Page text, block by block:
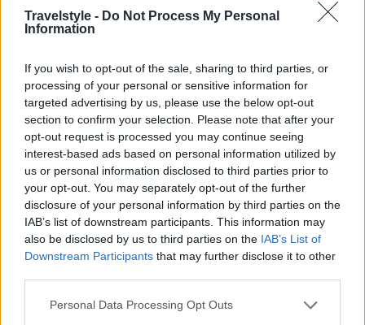
Travelstyle - Do Not Process My Personal
Information
If you wish to opt-out of the sale, sharing to third parties, or
processing of your personal or sensitive information for
targeted advertising by us, please use the below opt-out
section to confirm your selection. Please note that after your
opt-out request is processed you may continue seeing
interest-based ads based on personal information utilized by
us or personal information disclosed to third parties prior to
your opt-out. You may separately opt-out of the further
disclosure of your personal information by third parties on the
IAB’s list of downstream participants. This information may
also be disclosed by us to third parties on the IAB’s List of
Downstream Participants that may further disclose it to other
Please note that this website/app uses one or more Google
Personal Data Processing Opt Outs